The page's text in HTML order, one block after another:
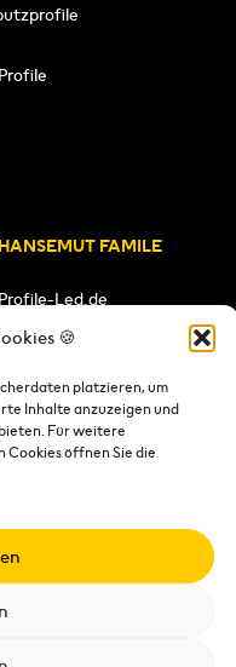
🍪
platzieren, um
Inhalte anzuzeigen und
Für weitere
Cookies öffnen Sie die
FAMILE
Led.de